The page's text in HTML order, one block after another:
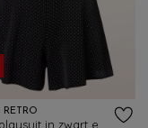
RETRO